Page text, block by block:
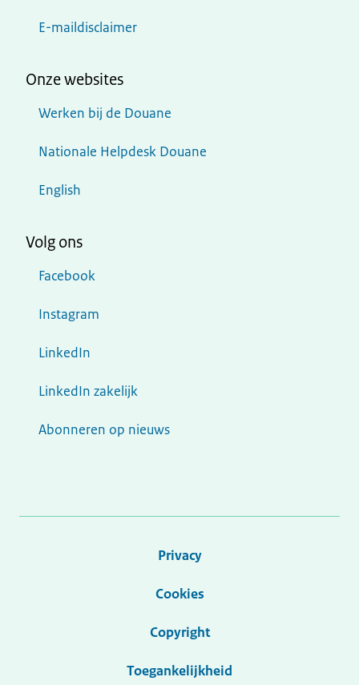
E-maildisclaimer
Onze websites
Werken bij de Douane
Nationale Helpdesk Douane
English
Volg ons
Facebook
Instagram
LinkedIn
LinkedIn zakelijk
Abonneren op nieuws
Privacy
Cookies
Copyright
Toegankelijkheid